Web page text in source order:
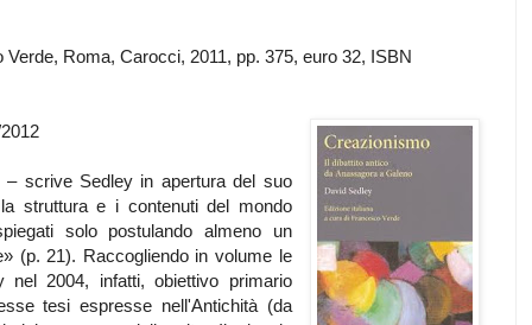
Roma, Carocci, 2011, pp. 375, euro 32, ISBN
scrive Sedley in apertura del suo
struttura e i contenuti del mondo
solo postulando almeno un
(p. 21). Raccogliendo in volume le
nel 2004, infatti, obiettivo primario
tesi espresse nell'Antichità (da